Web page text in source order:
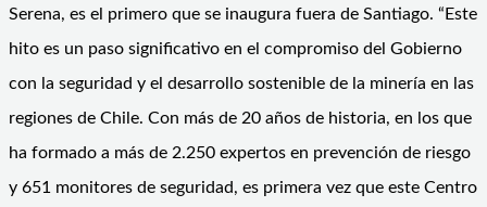
Serena, es el primero que se inaugura fuera de Santiago. “Este
hito es un paso significativo en el compromiso del Gobierno
con la seguridad y el desarrollo sostenible de la minería en las
regiones de Chile. Con más de 20 años de historia, en los que
ha formado a más de 2.250 expertos en prevención de riesgo
y 651 monitores de seguridad, es primera vez que este Centro